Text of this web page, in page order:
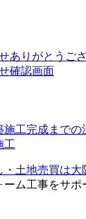
ありがとうご
確認画面
施工完成までの
工